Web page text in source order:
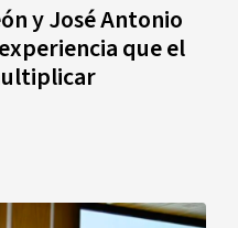
y José Antonio
que el